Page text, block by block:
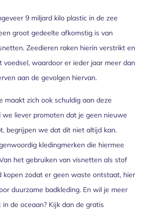
9 miljard kilo plastic in de zee
groot gedeelte afkomstig is van
Zeedieren raken hierin verstrikt en
waardoor er ieder jaar meer dan
aan de gevolgen hiervan.
maakt zich ook schuldig aan deze
we liever promoten dat je geen nieuwe
begrijpen we dat dit niet altijd kan.
kledingmerken die hiermee
het gebruiken van visnetten als stof
kopen zodat er geen waste ontstaat, hier
duurzame badkleding. En wil je meer
de oceaan? Kijk dan de gratis